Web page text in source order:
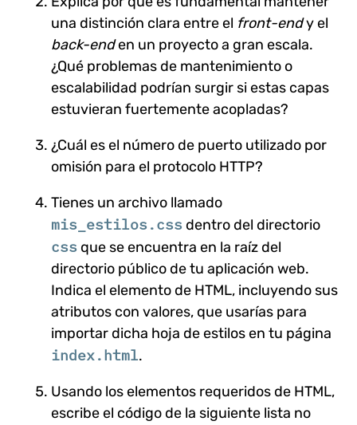
una distinción clara entre el front-endy el
back-enden un proyecto a gran escala.
¿Qué problemas de mantenimiento o
escalabilidad podrían surgir si estas capas
estuvieran fuertemente acopladas?
¿Cuál es el número de puerto utilizado por
omisión para el protocolo HTTP?
Tienes un archivo llamado
mis_estilos.css dentro del directorio
css que se encuentra en la raíz del
directorio público de tu aplicación web.
Indica el elemento de HTML, incluyendo sus
atributos con valores, que usarías para
importar dicha hoja de estilos en tu página
index.html.
Usando los elementos requeridos de HTML,
escribe el código de la siguiente lista no